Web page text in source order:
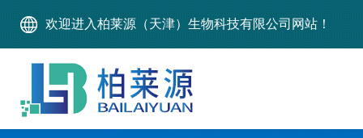
欢迎进入柏莱源（天津）生物科技有限公司网站！